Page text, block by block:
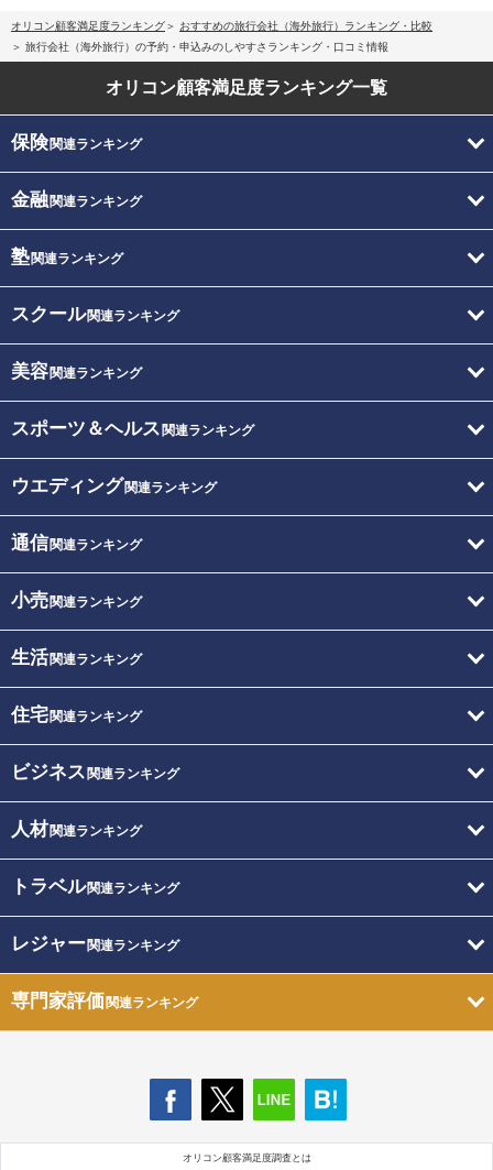
オリコン顧客満足度ランキング
おすすめの旅行会社（海外旅行）ランキング・比較
旅行会社（海外旅行）の予約・申込みのしやすさランキング・口コミ情報
オリコン顧客満足度ランキング一覧
保険関連ランキング
金融関連ランキング
塾関連ランキング
スクール関連ランキング
美容関連ランキング
スポーツ＆ヘルス 関連ランキング
ウエディング関連ランキング
通信関連ランキング
小売関連ランキング
生活関連ランキング
住宅関連ランキング
ビジネス 関連ランキング
人材関連ランキング
トラベル関連ランキング
レジャー関連ランキング
専門家評価関連ランキング
オリコン顧客満足度調査とは